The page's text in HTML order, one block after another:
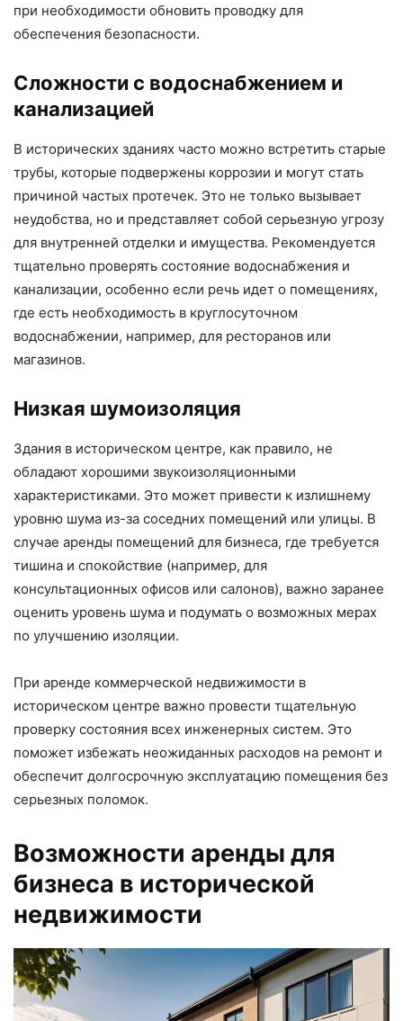
при необходимости обновить проводку для
обеспечения безопасности.
Сложности с водоснабжением и
канализацией
В исторических зданиях часто можно встретить старые
трубы, которые подвержены коррозии и могут стать
причиной частых протечек. Это не только вызывает
неудобства, но и представляет собой серьезную угрозу
для внутренней отделки и имущества. Рекомендуется
тщательно проверять состояние водоснабжения и
канализации, особенно если речь идет о помещениях,
где есть необходимость в круглосуточном
водоснабжении, например, для ресторанов или
магазинов.
Низкая шумоизоляция
Здания в историческом центре, как правило, не
обладают хорошими звукоизоляционными
характеристиками. Это может привести к излишнему
уровню шума из-за соседних помещений или улицы. В
случае аренды помещений для бизнеса, где требуется
тишина и спокойствие (например, для
консультационных офисов или салонов), важно заранее
оценить уровень шума и подумать о возможных мерах
по улучшению изоляции.
При аренде коммерческой недвижимости в
историческом центре важно провести тщательную
проверку состояния всех инженерных систем. Это
поможет избежать неожиданных расходов на ремонт и
обеспечит долгосрочную эксплуатацию помещения без
серьезных поломок.
Возможности аренды для
бизнеса в исторической
недвижимости